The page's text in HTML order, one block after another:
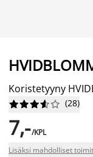
Koristetyyny





 (28)
7,-/KPL
Lisäksi mahdolliset